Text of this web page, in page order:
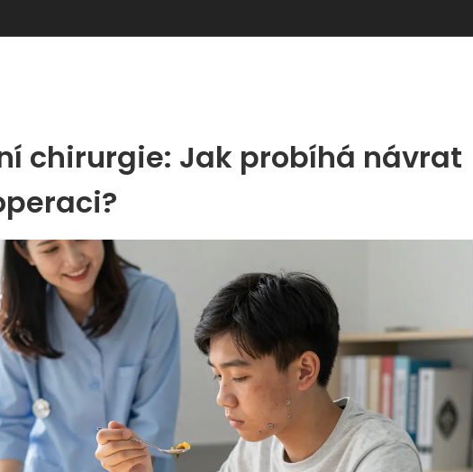
chirurgie: Jak probíhá návrat